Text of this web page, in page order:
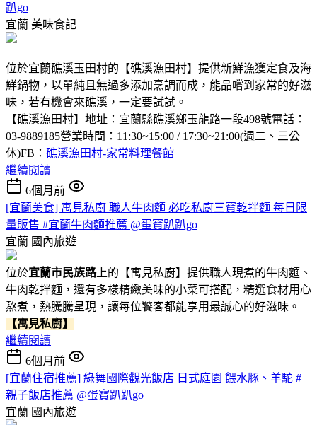
趴go
宜蘭 美味食記
位於宜蘭礁溪玉田村的【礁溪漁田村】提供新鮮漁獲定食及海
鮮鍋物，以單純且無過多添加烹調而成，能品嚐到家常的好滋
味，若有機會來礁溪，一定要試試。
【礁溪漁田村】地址：宜蘭縣礁溪鄉玉龍路一段498號電話：
03-9889185營業時間：11:30~15:00 / 17:30~21:00(週二、三公
休)FB： 礁溪漁田村-家常料理餐館
繼續閱讀
6個月前
[宜蘭美食] 寓見私廚 職人牛肉麵 必吃私廚三寶乾拌麵 每日限
量販售 #宜蘭牛肉麵推薦 @蛋寶趴趴go
宜蘭 國內旅遊
位於宜蘭市民族路上的【寓見私廚】提供職人現煮的牛肉麵、
牛肉乾拌麵，還有多樣精緻美味的小菜可搭配，精選食材用心
熬煮，熱騰騰呈現，讓每位饕客都能享用最誠心的好滋味。
【寓見私廚】
繼續閱讀
6個月前
[宜蘭住宿推薦] 綠舞國際觀光飯店 日式庭園 餵水豚、羊駝 #
親子飯店推薦 @蛋寶趴趴go
宜蘭 國內旅遊